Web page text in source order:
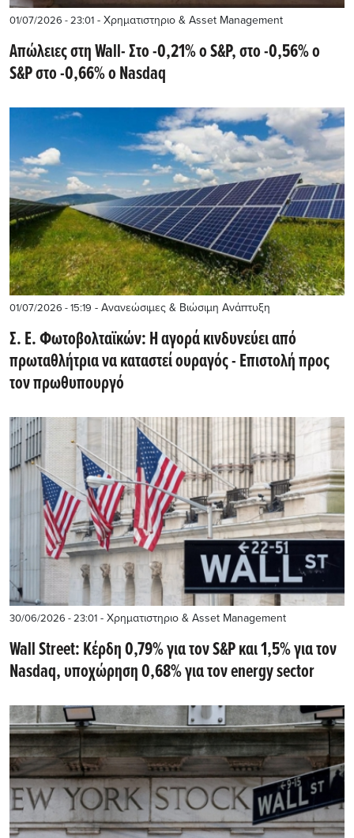
01/07/2026 - 23:01 - Χρηματιστηριο & Asset Management
Απώλειες στη Wall- Στο -0,21% ο S&P, στο -0,56% ο
S&P στο -0,66% ο Nasdaq
01/07/2026 - 15:19 - Ανανεώσιμες & Βιώσιμη Ανάπτυξη
Σ. Ε. Φωτοβολταϊκών: Η αγορά κινδυνεύει από
πρωταθλήτρια να καταστεί ουραγός - Επιστολή προς
τον πρωθυπουργό
30/06/2026 - 23:01 - Χρηματιστηριο & Asset Management
Wall Street: Κέρδη 0,79% για τον S&P και 1,5% για τον
Nasdaq, υποχώρηση 0,68% για τον energy sector